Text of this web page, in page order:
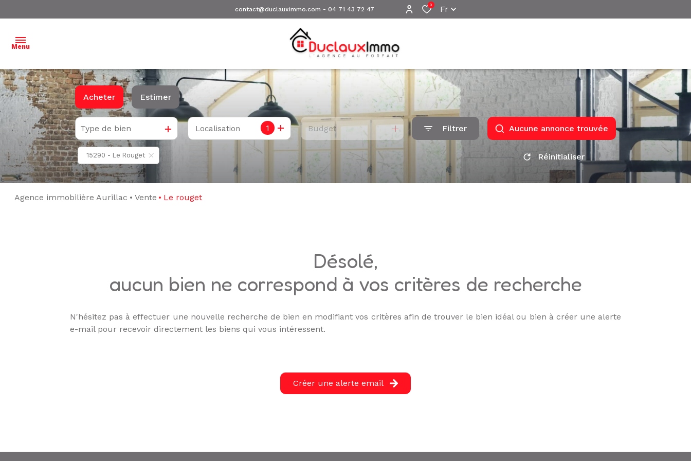
contact@duclauximmo.com -04 71 43 72 47
0 Fr
Menu
ACCUEIL
NOS
BIENS À
VENDRE
NOS
BIENS
VENDUS
Acheter
De l'ancien
Estimer
Type de bien 1
Localisation Budget Filtrer Aucune annonce trouvée
15290 - Le Rouget Réinitialiser
Agence immobilière Aurillac Vente Le rouget
désolé,
aucun bien ne correspond à vos critères de recherche
N'hésitez pas à effectuer une nouvelle recherche de bien en modifiant vos critères afin de trouver le bien idéal ou bien à créer une alerte
e-mail pour recevoir directement les biens qui vous intéressent.
Créer une alerte email